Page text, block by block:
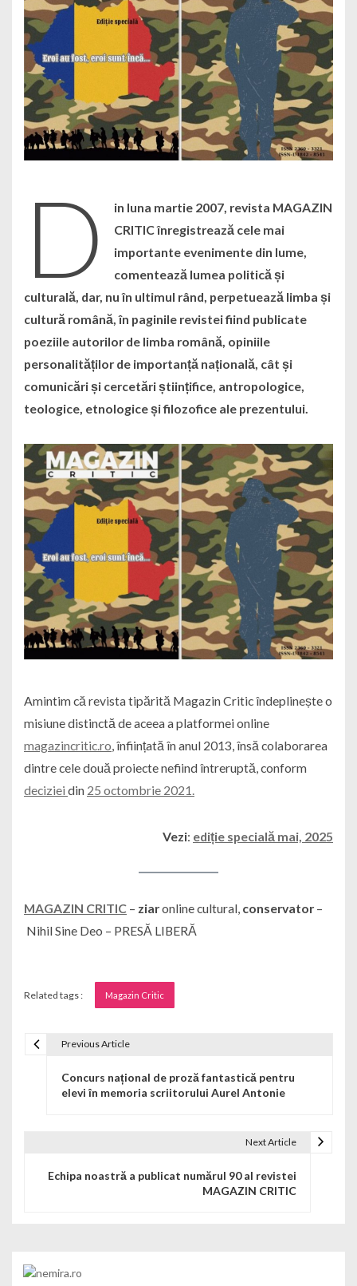
D
in luna martie 2007, revista MAGAZIN
CRITIC înregistrează cele mai
importante evenimente din lume,
comentează lumea politică și
culturală, dar, nu în ultimul rând, perpetuează limba și
cultură română, în paginile revistei fiind publicate
poeziile autorilor de limba română, opiniile
personalităților de importanță națională, cât și
comunicări și cercetări științifice, antropologice,
teologice, etnologice și filozofice ale prezentului.
Amintim că revista tipărită Magazin Critic îndeplinește o
misiune distinctă de aceea a platformei online
magazincritic.ro, înființată în anul 2013, însă colaborarea
dintre cele două proiecte nefiind întreruptă, conform
deciziei din 25 octombrie 2021.
Vezi: ediție specială mai, 2025
MAGAZIN CRITIC – ziaronline cultural, conservator –
Nihil Sine Deo – PRESĂ LIBERĂ
Related tags : Magazin Critic
Previous Article
Concurs național de proză fantastică pentru
elevi în memoria scriitorului Aurel Antonie
Next Article
Echipa noastră a publicat numărul 90 al revistei
MAGAZIN CRITIC